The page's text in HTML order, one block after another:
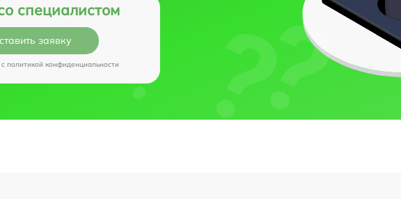
специалистом
заявку
c политикой конфиденциальности